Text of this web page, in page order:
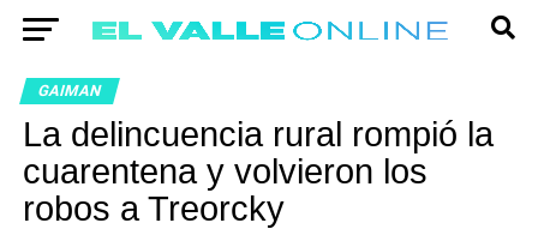
GAIMAN
La delincuencia rural rompió la
cuarentena y volvieron los
robos a Treorcky